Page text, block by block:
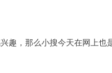
趣，那么小搜今天在网上也